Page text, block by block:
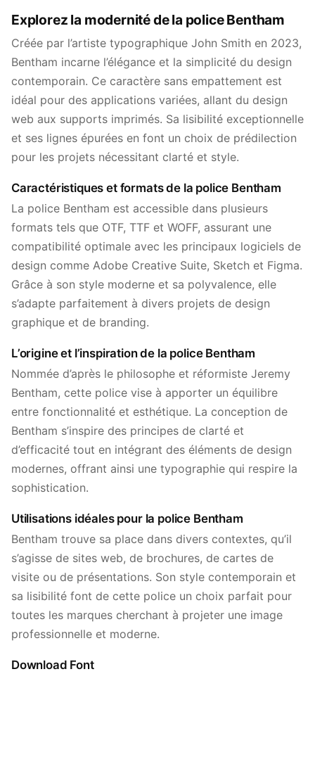
Explorez la modernité de la police Bentham
Créée par l’artiste typographique John Smith en 2023,
Bentham incarne l’élégance et la simplicité du design
contemporain. Ce caractère sans empattement est
idéal pour des applications variées, allant du design
web aux supports imprimés. Sa lisibilité exceptionnelle
et ses lignes épurées en font un choix de prédilection
pour les projets nécessitant clarté et style.
Caractéristiques et formats de la police Bentham
La police Bentham est accessible dans plusieurs
formats tels que OTF, TTF et WOFF, assurant une
compatibilité optimale avec les principaux logiciels de
design comme Adobe Creative Suite, Sketch et Figma.
Grâce à son style moderne et sa polyvalence, elle
s’adapte parfaitement à divers projets de design
graphique et de branding.
L’origine et l’inspiration de la police Bentham
Nommée d’après le philosophe et réformiste Jeremy
Bentham, cette police vise à apporter un équilibre
entre fonctionnalité et esthétique. La conception de
Bentham s’inspire des principes de clarté et
d’efficacité tout en intégrant des éléments de design
modernes, offrant ainsi une typographie qui respire la
sophistication.
Utilisations idéales pour la police Bentham
Bentham trouve sa place dans divers contextes, qu’il
s’agisse de sites web, de brochures, de cartes de
visite ou de présentations. Son style contemporain et
sa lisibilité font de cette police un choix parfait pour
toutes les marques cherchant à projeter une image
professionnelle et moderne.
Download Font